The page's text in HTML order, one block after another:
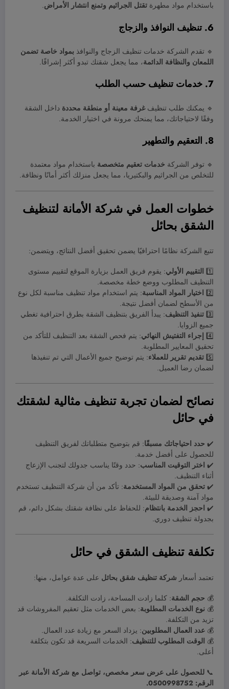
باستخدام مواد مطهرة تقتل الجراثيم وتمنع انتشار الأمراض.
6. تنظيف النوافذ والزجاج
🔹 تقدم الشركة خدمات تنظيف الزجاج والنوافذ بمواد خاصة تضمن
اللمعان والنظافة الدائمة، مما يجعل شقتك تبدو أكثر إشراقًا.
7. خدمات تنظيف حسب الطلب
🔹 يمكنك طلب تنظيفغرفة معينة أو منطقة محددة داخل الشقة
وفقًا لاحتياجاتك، مما يمنحك مرونة في اختيار الخدمة.
8. التعقيم والتطهير
🔹 توفر الشركة خدمات تعقيم متخصصة باستخدام مواد معتمدة
للتخلص من الجراثيم والبكتيريا، مما يجعل منزلك أكثر أمانًا ونظافة.
خطوات العمل في شركة الأمانة لتنظيف
الشقق بحائل
تتبع الشركة نظامًا احترافيًا يضمن تحقيق أفضل النتائج، ويتضمن:
1️⃣ التقييم الأولي: يقوم فريق العمل بزيارة الموقع لتقييم مستوى
التنظيف المطلوب ووضع خطة مخصصة.
2️⃣ اختيار المواد المناسبة: يتم استخدام مواد تنظيف مناسبة لكل نوع
من الأسطح لضمان أفضل نتيجة.
3️⃣ تنفيذ التنظيف: يبدأ الفريق بتنظيف الشقة بطرق احترافية تغطي
جميع الزوايا.
4️⃣ إجراء التفتيش النهائي: يتم فحص الشقة بعد التنظيف للتأكد من
تحقيق المعايير المطلوبة.
5️⃣ تقديم تقرير للعملاء: يتم توضيح جميع الأعمال التي تم تنفيذها
لضمان رضا العميل.
نصائح لضمان تجربة تنظيف مثالية لشقتك
في حائل
✔️ حدد احتياجاتك مسبقًا: قم بتوضيح متطلباتك لفريق التنظيف
للحصول على أفضل خدمة.
✔️ اختر التوقيت المناسب: حدد وقتًا يناسب جدولك لتجنب الإزعاج
أثناء التنظيف.
✔️ تحقق من المواد المستخدمة: تأكد من أن شركة التنظيف تستخدم
مواد آمنة وصديقة للبيئة.
✔️ احجز الخدمة بانتظام: للحفاظ على نظافة شقتك بشكل دائم، قم
بجدولة تنظيف دوري.
تكلفة تنظيف الشقق في حائل
تعتمد أسعار شركة تنظيف شقق بحائل على عدة عوامل، منها:
💰 حجم الشقة: كلما زادت المساحة، زادت التكلفة.
💰 نوع الخدمات المطلوبة: بعض الخدمات مثل تعقيم المفروشات قد
تزيد من التكلفة.
💰 عدد العمال المطلوبين: يزداد السعر مع زيادة عدد العمال.
💰 الوقت المطلوب للتنظيف: الخدمات السريعة قد تكون بتكلفة
أعلى.
📞 للحصول على عرض سعر مخصص، تواصل مع شركة الأمانة عبر
الرقم: 0500998752.